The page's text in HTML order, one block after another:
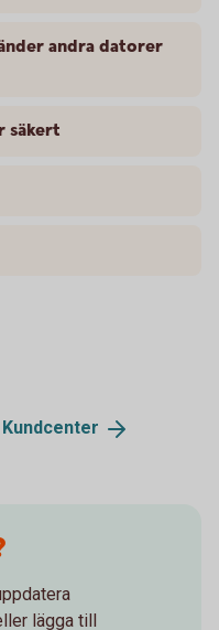
andra datorer
säkert
Kundcenter
lägga till